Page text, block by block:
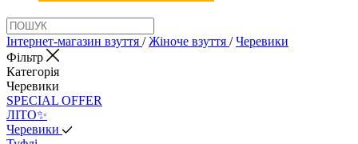
Інтернет-магазин взуття / Жіноче взуття / Черевики
Фільтр
Категорія
Черевики
SPECIAL OFFER
ЛІТО✨
Черевики